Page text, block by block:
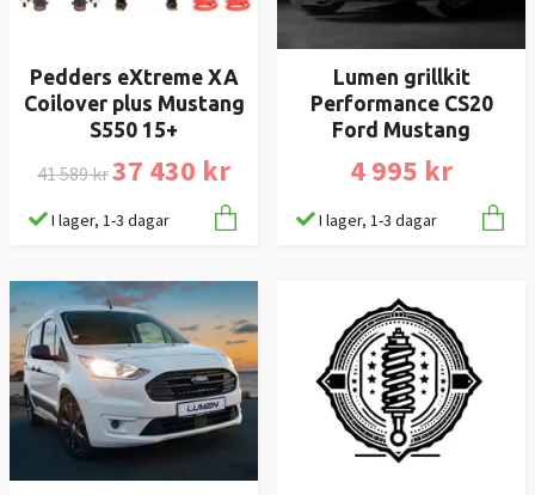
Pedders eXtreme XA
Coilover plus Mustang
S550 15+
41 589 kr37 430 kr
I lager, 1-3 dagar
Lumen grillkit
Performance CS20
Ford Mustang
4 995 kr
I lager, 1-3 dagar